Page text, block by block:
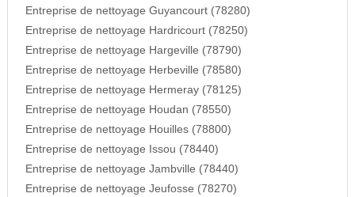
Entreprise de nettoyage Guyancourt (78280)
Entreprise de nettoyage Hardricourt (78250)
Entreprise de nettoyage Hargeville (78790)
Entreprise de nettoyage Herbeville (78580)
Entreprise de nettoyage Hermeray (78125)
Entreprise de nettoyage Houdan (78550)
Entreprise de nettoyage Houilles (78800)
Entreprise de nettoyage Issou (78440)
Entreprise de nettoyage Jambville (78440)
Entreprise de nettoyage Jeufosse (78270)